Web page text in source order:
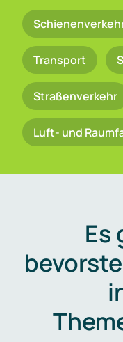
Transport
Straßenverkehr
Luft- und
Es